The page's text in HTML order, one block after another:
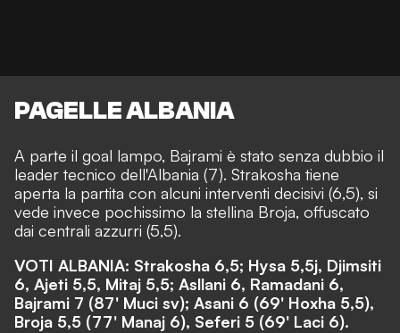
PAGELLE ALBANIA
A parte il goal lampo, Bajrami è stato senza dubbio il
leader tecnico dell'Albania (7). Strakosha tiene
aperta la partita con alcuni interventi decisivi (6,5), si
vede invece pochissimo la stellina Broja, offuscato
dai centrali azzurri (5,5).
VOTI ALBANIA: Strakosha 6,5; Hysa 5,5j, Djimsiti
6, Ajeti 5,5, Mitaj 5,5; Asllani 6, Ramadani 6,
Bajrami 7 (87' Muci sv); Asani 6 (69' Hoxha 5,5),
Broja 5,5 (77' Manaj 6), Seferi 5 (69' Laci 6).